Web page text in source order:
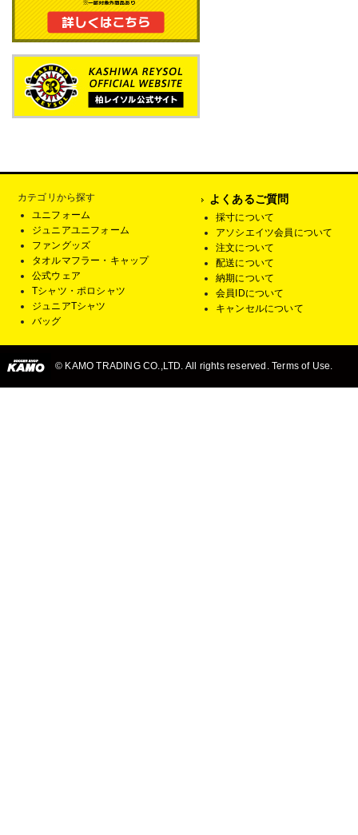
カテゴリから探す
ユニフォーム
ジュニアユニフォーム
ファングッズ
タオルマフラー・キャップ
公式ウェア
Tシャツ・ポロシャツ
ジュニアTシャツ
バッグ
よくあるご質問
採寸について
アソシエイツ会員について
注文について
配送について
納期について
会員IDについて
キャンセルについて
© KAMO TRADING CO.,LTD. All rights reserved. Terms of Use.